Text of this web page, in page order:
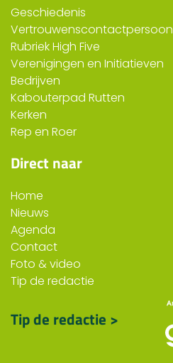
Geschiedenis
Vertrouwenscontactpersoon
Rubriek High Five
Verenigingen en Initiatieven
Bedrijven
Kabouterpad Rutten
Kerken
Rep en Roer
Direct naar
Home
Nieuws
Agenda
Contact
Foto & video
Tip de redactie
Tip de redactie >